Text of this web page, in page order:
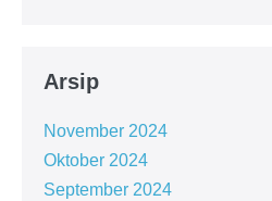
Arsip
November 2024
Oktober 2024
September 2024